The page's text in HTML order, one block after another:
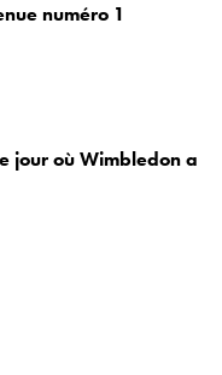
numéro 1
jour où Wimbledon a